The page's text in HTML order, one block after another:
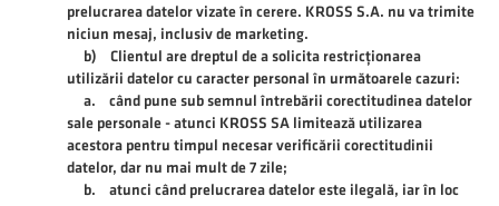
prelucrarea datelor vizate în cerere. KROSS S.A. nu va trimite
niciun mesaj, inclusiv de marketing.
b) Clientul are dreptul de a solicita restricționarea
utilizării datelor cu caracter personal în următoarele cazuri:
a. când pune sub semnul întrebării corectitudinea datelor
sale personale - atunci KROSS SA limitează utilizarea
acestora pentru timpul necesar verificării corectitudinii
datelor, dar nu mai mult de 7 zile;
b. atunci când prelucrarea datelor este ilegală, iar în loc